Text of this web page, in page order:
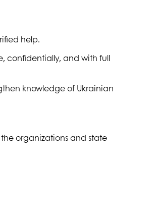
help.
confidentially, and with full
knowledge of Ukrainian
organizations and state